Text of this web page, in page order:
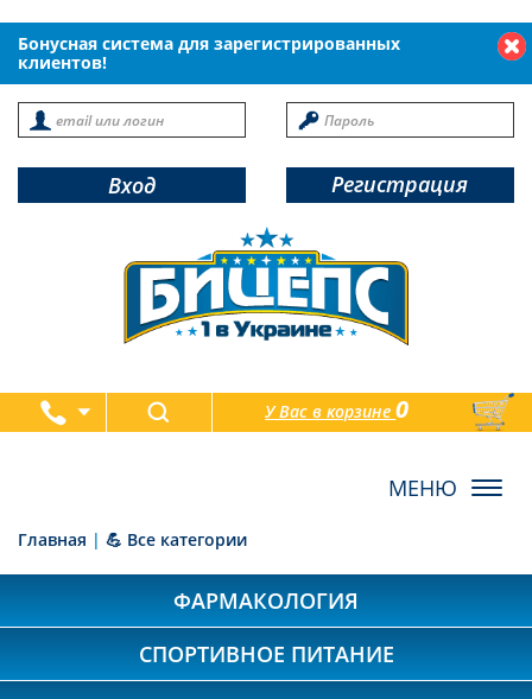
Бонусная система для зарегистрированных
клиентов!
Вход Регистрация
У Вас в корзине0
товаров
Главная | 💪 Все категории
ФАРМАКОЛОГИЯ
СПОРТИВНОЕ ПИТАНИЕ